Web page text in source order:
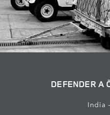
DEFENDER A
India